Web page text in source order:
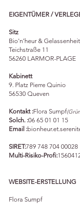
EIGENTÜMER /
Sitz
Bio'n'heur & Gelassenheit
Teichstraße 11
56260 LARMOR-PLAGE
Kabinett
9. Platz Pierre Quinio
56530 Queven
Kontakt :Flora Sumpf
Solch. :06 65 01 01 15
Email :
SIRET:789 748 704 00028
Multi-Risiko-Profi:
WEBSITE-ERSTELLUNG
Flora Sumpf